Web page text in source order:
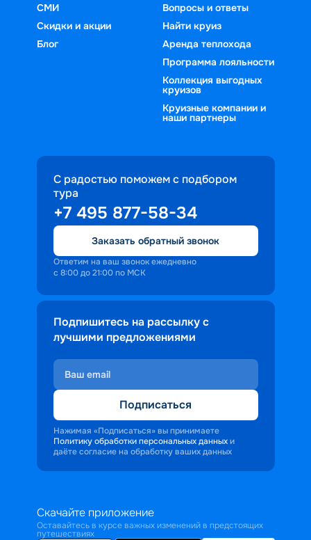
СМИ
Скидки и акции
Блог
Вопросы и ответы
Найти круиз
Аренда теплохода
Программа лояльности
Коллекция выгодных
круизов
Круизные компании и
наши партнеры
С радостью поможем с подбором
тура
+7 495 877-58-34
Заказать обратный звонок
Ответим на ваш звонок ежедневно
с 8:00 до 21:00 по МСК
Подпишитесь на рассылку с
лучшими предложениями
Подписаться
Нажимая «Подписаться» вы принимаете
Политику обработки персональных данных и
даёте согласие на обработку ваших данных
Скачайте приложение
Оставайтесь в курсе важных изменений в предстоящих
путешествиях